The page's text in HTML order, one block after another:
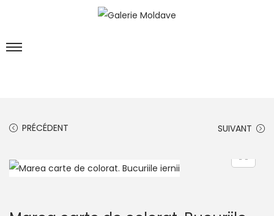
PRÉCÉDENT SUIVANT